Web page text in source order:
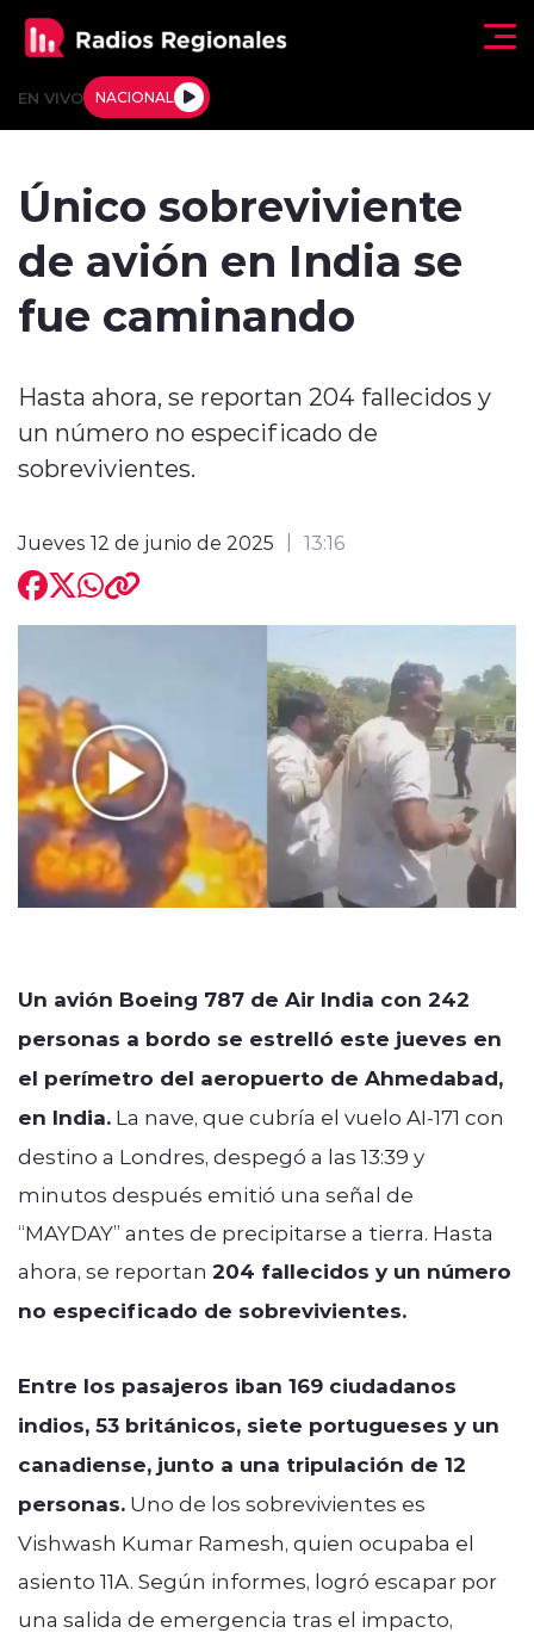
EN VIVO NACIONAL
Internacional
Regiones al Aire
Único sobreviviente
de avión en India se
fue caminando
Hasta ahora, se reportan 204 fallecidos y
un número no especificado de
sobrevivientes.
Jueves 12 de junio de 2025 13:16
Un avión Boeing 787 de Air India con 242
personas a bordo se estrelló este jueves en
el perímetro del aeropuerto de Ahmedabad,
en India. La nave, que cubría el vuelo AI-171 con
destino a Londres, despegó a las 13:39 y
minutos después emitió una señal de
“MAYDAY” antes de precipitarse a tierra. Hasta
ahora, se reportan 204 fallecidos y un número
no especificado de sobrevivientes.
Entre los pasajeros iban 169 ciudadanos
indios, 53 británicos, siete portugueses y un
canadiense, junto a una tripulación de 12
personas. Uno de los sobrevivientes es
Vishwash Kumar Ramesh, quien ocupaba el
asiento 11A. Según informes, logró escapar por
una salida de emergencia tras el impacto,